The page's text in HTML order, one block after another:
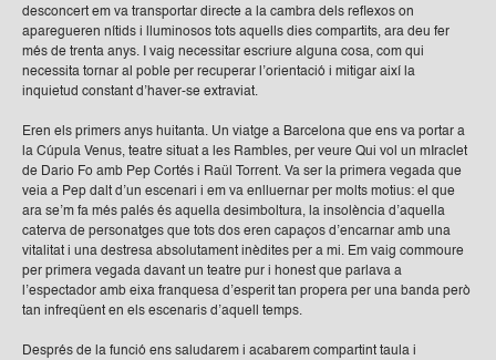
desconcert em va transportar directe a la cambra dels reflexos on
aparegueren nítids i lluminosos tots aquells dies compartits, ara deu fer
més de trenta anys. I vaig necessitar escriure alguna cosa, com qui
necessita tornar al poble per recuperar l’orientació i mitigar així la
inquietud constant d’haver-se extraviat.
Eren els primers anys huitanta. Un viatge a Barcelona que ens va portar a
la Cúpula Venus, teatre situat a les Rambles, per veure Qui vol un mIraclet
de Dario Fo amb Pep Cortés i Raül Torrent. Va ser la primera vegada que
veia a Pep dalt d’un escenari i em va enlluernar per molts motius: el que
ara se’m fa més palés és aquella desimboltura, la insolència d’aquella
caterva de personatges que tots dos eren capaços d’encarnar amb una
vitalitat i una destresa absolutament inèdites per a mi. Em vaig commoure
per primera vegada davant un teatre pur i honest que parlava a
l’espectador amb eixa franquesa d’esperit tan propera per una banda però
tan infreqüent en els escenaris d’aquell temps.
Després de la funció ens saludarem i acabarem compartint taula i